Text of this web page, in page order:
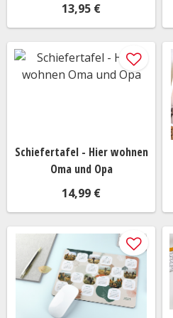
Duftkerzen Set
Badespielzeug-Set
Digitaler Küchentimer
Buddha Statue mit
Babyparty Set
Bienen Minipflanzset
Naturseife
Veganes Kochbuch
Springseil
3D Lesezeichen
13,95 €
Schiefertafel - Hier wohnen
Oma und Opa
14,99 €